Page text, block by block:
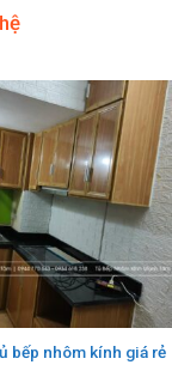
bếp nhôm kính giá rẻ